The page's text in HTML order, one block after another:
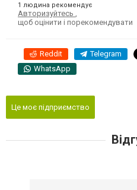
1 людина рекомендує
Авторизуйтесь
щоб оцінити і порекомендувати
Reddit Telegram
WhatsApp
Це моє підприємство